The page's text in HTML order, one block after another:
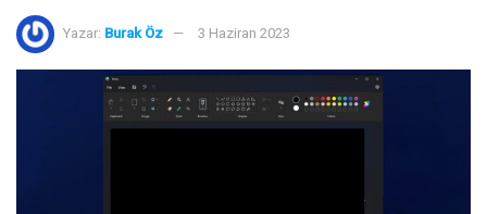
Yazar: Burak Öz 3 Haziran 2023